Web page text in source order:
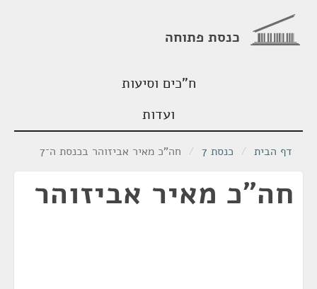
כנסת פתוחה
ח"כים וסיעות
ועדות
דף הבית / כנסת 7 / חה"כ מאיר אביזוהר בכנסת ה־7
חה"כ מאיר אביזוהר